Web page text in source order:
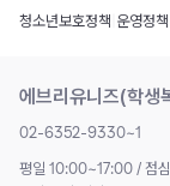
청소년보호정책 운영정책
에브리유니즈(학생
02-6352-9330~1
평일 10:00~17:00 / 점